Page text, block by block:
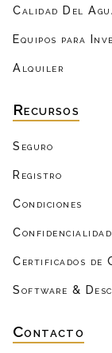
Calidad Del
Equipos para
Alquiler
Recursos
Seguro
Registro
Condiciones
Certificados de
Software &
Contacto